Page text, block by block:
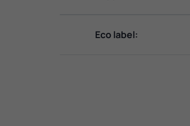
Eco label: